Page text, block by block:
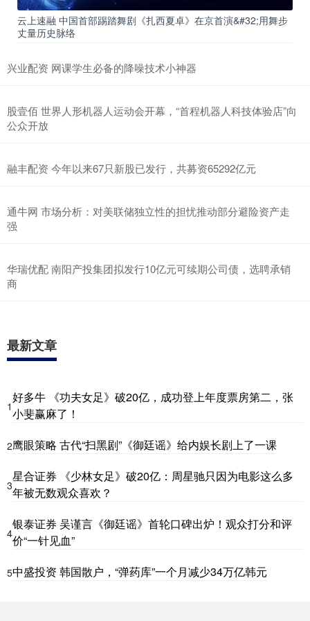
云上速融 中国首部踢踏舞剧《扎西夏卓》在京首演&#32;用舞步
丈量历史脉络
兴业配资 网课学生必备的降噪技术小神器
股壹佰 世界人形机器人运动会开幕，“首程机器人科技体验店”向
公众开放
融丰配资 今年以来67只新股已发行，共募资65292亿元
通牛网 市场分析：对美联储独立性的担忧推动部分避险资产走
强
华瑞优配 南阳产投集团拟发行10亿元可续期公司债，选聘承销
商
最新文章
1
好多牛 《功夫女足》破20亿，成功登上年度票房第二，张
小斐赢麻了！
2鹰眼策略 古代“扫黑剧”《御廷谣》给内娱长剧上了一课
3
星合证券 《少林女足》破20亿：周星驰只因为电影这么多
年被无数观众喜欢？
4
银泰证券 吴谨言《御廷谣》首轮口碑出炉！观众打分和评
价“一针见血”
5中盛投资 韩国散户，“弹药库”一个月减少34万亿韩元